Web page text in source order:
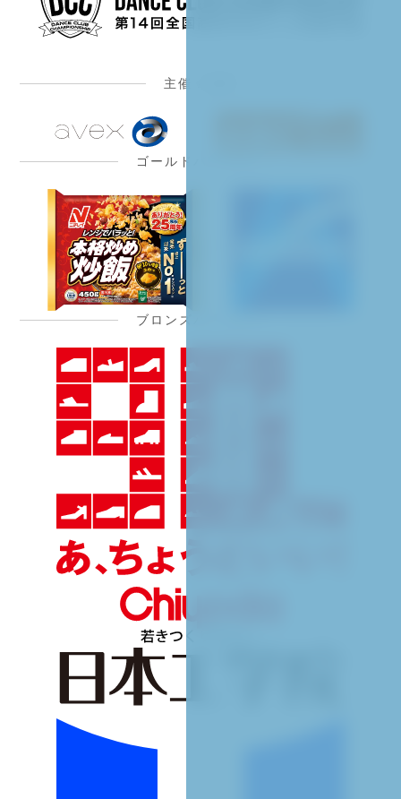
主催 / 制作
ゴールドパートナー
ブロンズパートナー